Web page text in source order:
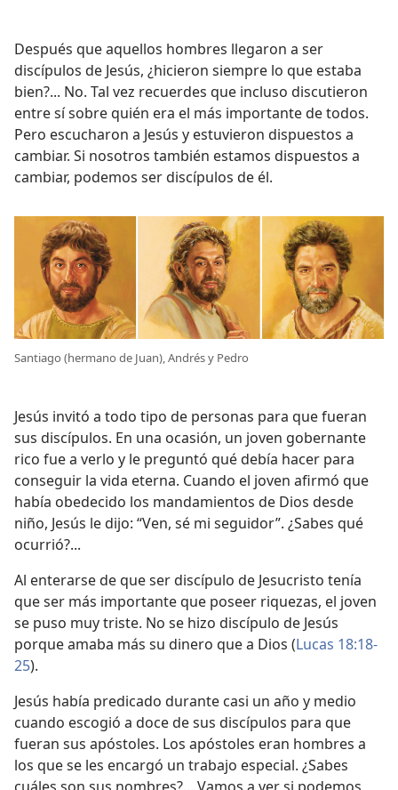
Después que aquellos hombres llegaron a ser
discípulos de Jesús, ¿hicieron siempre lo que estaba
bien?... No. Tal vez recuerdes que incluso discutieron
entre sí sobre quién era el más importante de todos.
Pero escucharon a Jesús y estuvieron dispuestos a
cambiar. Si nosotros también estamos dispuestos a
cambiar, podemos ser discípulos de él.
Santiago (hermano de Juan), Andrés y Pedro
Jesús invitó a todo tipo de personas para que fueran
sus discípulos. En una ocasión, un joven gobernante
rico fue a verlo y le preguntó qué debía hacer para
conseguir la vida eterna. Cuando el joven afirmó que
había obedecido los mandamientos de Dios desde
niño, Jesús le dijo: “Ven, sé mi seguidor”. ¿Sabes qué
ocurrió?...
Al enterarse de que ser discípulo de Jesucristo tenía
que ser más importante que poseer riquezas, el joven
se puso muy triste. No se hizo discípulo de Jesús
porque amaba más su dinero que a Dios (Lucas 18:18-
25).
Jesús había predicado durante casi un año y medio
cuando escogió a doce de sus discípulos para que
fueran sus apóstoles. Los apóstoles eran hombres a
los que se les encargó un trabajo especial. ¿Sabes